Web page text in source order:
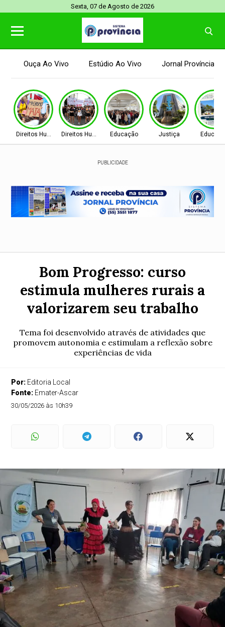
Sexta, 07 de Agosto de 2026
Ouça Ao Vivo Estúdio Ao Vivo Jornal Província
Direitos HumanosDireitos HumanosEducação Justiça
PUBLICIDADE
Bom Progresso: curso
estimula mulheres rurais a
valorizarem seu trabalho
Tema foi desenvolvido através de atividades que
promovem autonomia e estimulam a reflexão sobre
experiências de vida
Por: Editoria Local
Fonte: Emater-Ascar
30/05/2026 às 10h39